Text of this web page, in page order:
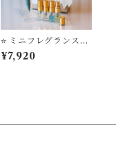
⭐️ ミニフレグランスス
プレー ＋ TUZU ア
ジャスト万年筆 セー
¥7,920